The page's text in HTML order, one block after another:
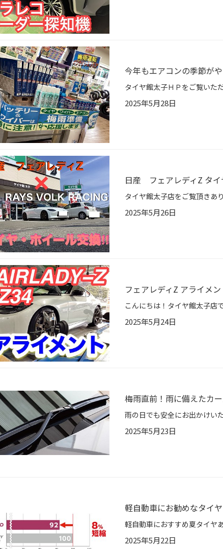
今年もエアコンの季節が
2025年5月28日
日産 フェアレディZ タイ
2025年5月26日
フェアレディZ アライメ
2025年5月24日
梅雨直前！雨に備えたカ
2025年5月23日
軽自動車にお勧めなタ
2025年5月22日